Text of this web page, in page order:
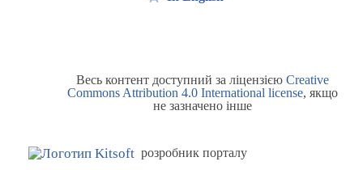
Весь контент доступний за ліцензією Creative
Commons Attribution 4.0 International license, якщо
не зазначено інше
розробник порталу